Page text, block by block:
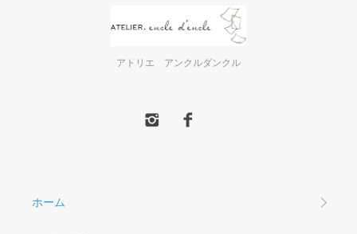
アトリエ アンクルダンクル
ホーム